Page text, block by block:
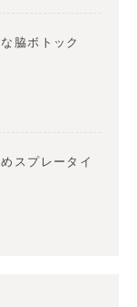
脇ボトック
スプレータイ